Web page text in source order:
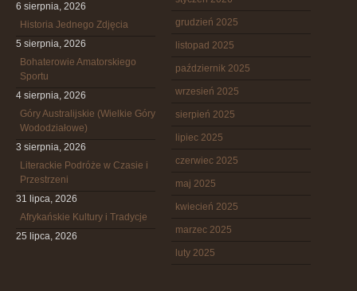
6 sierpnia, 2026
Historia Jednego Zdjęcia
5 sierpnia, 2026
Bohaterowie Amatorskiego
Sportu
4 sierpnia, 2026
Góry Australijskie (Wielkie Góry
Wododziałowe)
3 sierpnia, 2026
Literackie Podróże w Czasie i
Przestrzeni
31 lipca, 2026
Afrykańskie Kultury i Tradycje
25 lipca, 2026
grudzień 2025
listopad 2025
październik 2025
wrzesień 2025
sierpień 2025
lipiec 2025
czerwiec 2025
maj 2025
kwiecień 2025
marzec 2025
luty 2025